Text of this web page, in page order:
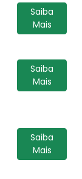
Saiba
Mais
Saiba
Mais
Saiba
Mais